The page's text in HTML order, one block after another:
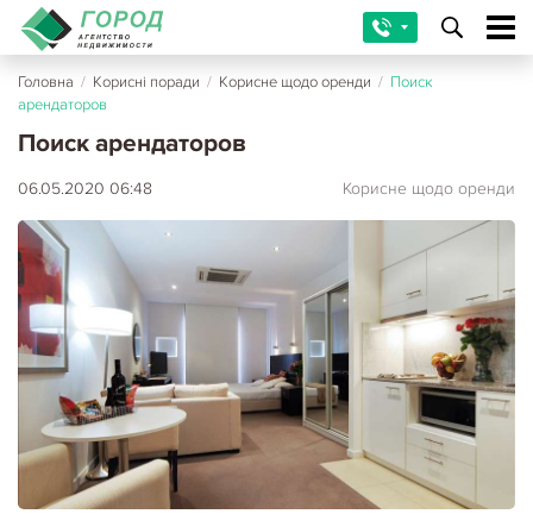
Головна / Корисні поради / Корисне щодо оренди / Поиск
арендаторов
Поиск арендаторов
06.05.2020 06:48 Корисне щодо оренди